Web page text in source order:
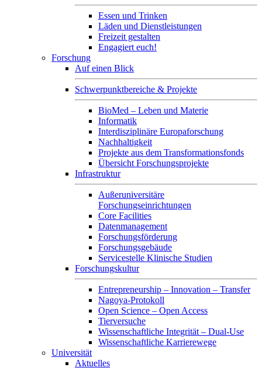
Essen und Trinken
Läden und Dienstleistungen
Freizeit gestalten
Engagiert euch!
Forschung
Auf einen Blick
Schwerpunktbereiche & Projekte
BioMed – Leben und Materie
Informatik
Interdisziplinäre Europaforschung
Nachhaltigkeit
Projekte aus dem Transformationsfonds
Übersicht Forschungsprojekte
Infrastruktur
Außeruniversitäre
Forschungseinrichtungen
Core Facilities
Datenmanagement
Forschungsförderung
Forschungsgebäude
Servicestelle Klinische Studien
Forschungskultur
Entrepreneurship – Innovation – Transfer
Nagoya-Protokoll
Open Science – Open Access
Tierversuche
Wissenschaftliche Integrität – Dual-Use
Wissenschaftliche Karrierewege
Universität
Aktuelles